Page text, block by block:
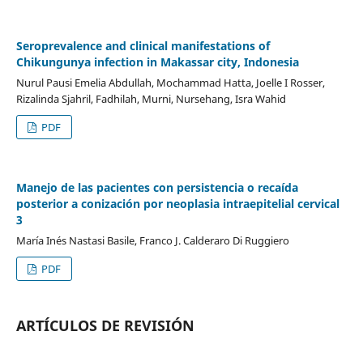
Seroprevalence and clinical manifestations of
Chikungunya infection in Makassar city, Indonesia
Nurul Pausi Emelia Abdullah, Mochammad Hatta, Joelle I Rosser,
Rizalinda Sjahril, Fadhilah, Murni, Nursehang, Isra Wahid
PDF
Manejo de las pacientes con persistencia o recaída
posterior a conización por neoplasia intraepitelial cervical
3
María Inés Nastasi Basile, Franco J. Calderaro Di Ruggiero
PDF
ARTÍCULOS DE REVISIÓN